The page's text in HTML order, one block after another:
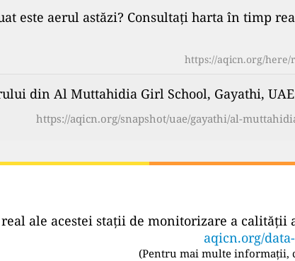
este aerul astăzi? Consultați harta în timp
https://aqicn.org/here/
din Al Muttahidia Girl School, Gayathi, UAE
https://aqicn.org/snapshot/uae/gayathi/al-
ale acestei stații de monitorizare a calității
aqicn.org/
(Pentru mai multe informații,